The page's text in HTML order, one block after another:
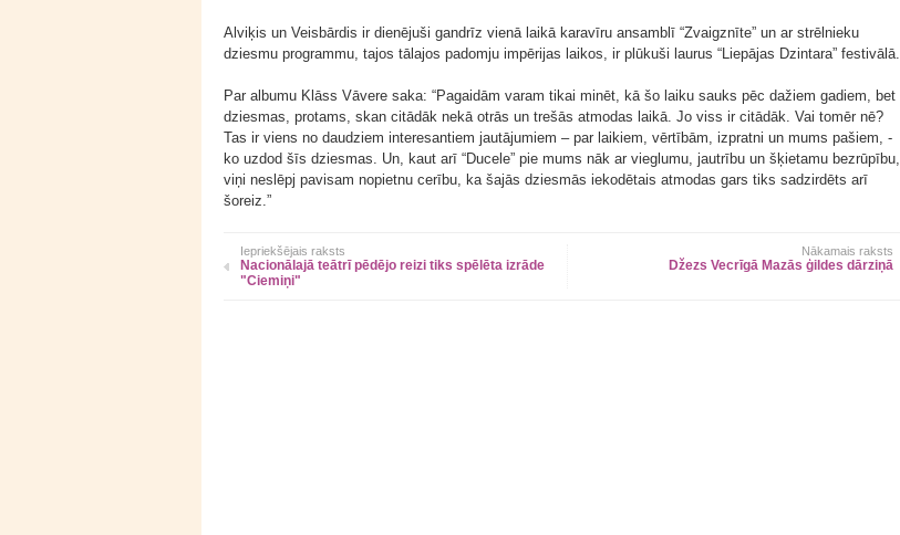
Alviķis un Veisbārdis ir dienējuši gandrīz vienā laikā karavīru ansamblī “Zvaigznīte” un ar strēlnieku
dziesmu programmu, tajos tālajos padomju impērijas laikos, ir plūkuši laurus “Liepājas Dzintara” festivālā.
Par albumu Klāss Vāvere saka: “Pagaidām varam tikai minēt, kā šo laiku sauks pēc dažiem gadiem, bet
dziesmas, protams, skan citādāk nekā otrās un trešās atmodas laikā. Jo viss ir citādāk. Vai tomēr nē?
Tas ir viens no daudziem interesantiem jautājumiem – par laikiem, vērtībām, izpratni un mums pašiem, -
ko uzdod šīs dziesmas. Un, kaut arī “Ducele” pie mums nāk ar vieglumu, jautrību un šķietamu bezrūpību,
viņi neslēpj pavisam nopietnu cerību, ka šajās dziesmās iekodētais atmodas gars tiks sadzirdēts arī
šoreiz.”
Iepriekšējais raksts
Nacionālajā teātrī pēdējo reizi tiks spēlēta izrāde
"Ciemiņi"
Nākamais raksts
Džezs Vecrīgā Mazās ģildes dārziņā